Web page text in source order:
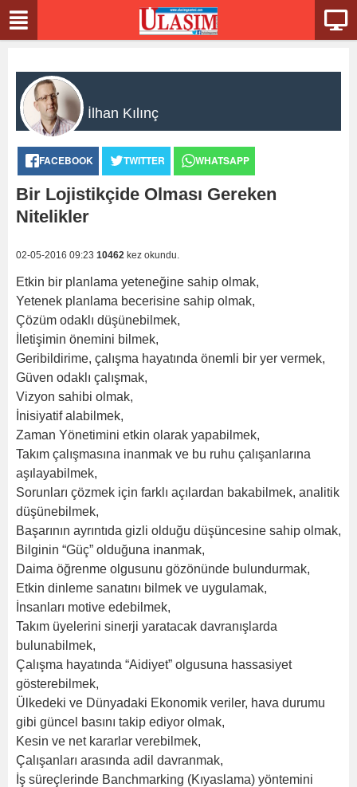
İlhan Kılınç
FACEBOOK TWITTER WHATSAPP
Bir Lojistikçide Olması Gereken
Nitelikler
02-05-2016 09:23 10462 kez okundu.
Etkin bir planlama yeteneğine sahip olmak,
Yetenek planlama becerisine sahip olmak,
Çözüm odaklı düşünebilmek,
İletişimin önemini bilmek,
Geribildirime, çalışma hayatında önemli bir yer vermek,
Güven odaklı çalışmak,
Vizyon sahibi olmak,
İnisiyatif alabilmek,
Zaman Yönetimini etkin olarak yapabilmek,
Takım çalışmasına inanmak ve bu ruhu çalışanlarına
aşılayabilmek,
Sorunları çözmek için farklı açılardan bakabilmek, analitik
düşünebilmek,
Başarının ayrıntıda gizli olduğu düşüncesine sahip olmak,
Bilginin “Güç” olduğuna inanmak,
Daima öğrenme olgusunu gözönünde bulundurmak,
Etkin dinleme sanatını bilmek ve uygulamak,
İnsanları motive edebilmek,
Takım üyelerini sinerji yaratacak davranışlarda
bulunabilmek,
Çalışma hayatında “Aidiyet” olgusuna hassasiyet
gösterebilmek,
Ülkedeki ve Dünyadaki Ekonomik veriler, hava durumu
gibi güncel basını takip ediyor olmak,
Kesin ve net kararlar verebilmek,
Çalışanları arasında adil davranmak,
İş süreçlerinde Banchmarking (Kıyaslama) yöntemini